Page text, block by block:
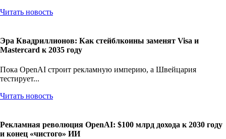
Читать новость
Эра Квадриллионов: Как стейблкоины заменят Visa и
Mastercard к 2035 году
Пока OpenAI строит рекламную империю, а Швейцария
тестирует...
Читать новость
Рекламная революция OpenAI: $100 млрд дохода к 2030 году
и конец «чистого» ИИ